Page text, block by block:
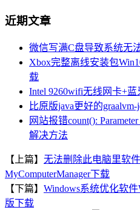
近期文章
微信写满C盘导致系统无
Xbox完整离线安装包
载
Intel 9260wifi无线网卡+
比原版java更好的
网站报错count():
解决方法
【上篇】 无法删除此电脑里软
MyComputerManager下载
【下篇】 Windows系统优化软
版下载